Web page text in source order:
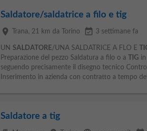
Saldatore/saldatrice a filo e tig
place Trana, 21 km da Torino event_available 3 settimane fa
UN SALDATORE/UNA SALDATRICE A FLO E
Preparazione del pezzo Saldatura a filo o a
TIG
seguendo precisamente il disegno tecnico
Inserimento in azienda con contratto a tempo
Saldatore a tig